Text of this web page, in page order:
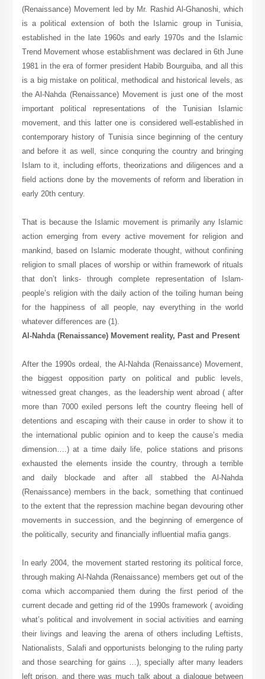
(Renaissance) Movement led by Mr. Rashid Al-Ghanoshi, which
is a political extension of both the Islamic group in Tunisia,
established in the late 1960s and early 1970s and the Islamic
Trend Movement whose establishment was declared in 6th June
1981 in the era of former president Habib Bourguiba, and all this
is a big mistake on political, methodical and historical levels, as
the Al-Nahda (Renaissance) Movement is just one of the most
important political representations of the Tunisian Islamic
movement, and this latter one is considered well-established in
contemporary history of Tunisia since beginning of the century
and before it as well, since conquring the country and bringing
Islam to it, including efforts, theorizations and diligences and a
field actions done by the movements of reform and liberation in
early 20th century.
That is because the Islamic movement is primarily any Islamic
action emerging from every active movement for religion and
mankind, based on Islamic moderate thought, without confining
religion to small places of worship or within framework of rituals
that don’t links- through complete representation of Islam-
people’s religion with the daily action of the toiling human being
for the happiness of all people, nay everything in the world
whatever differences are (1).
Al-Nahda (Renaissance) Movement reality, Past and Present
After the 1990s ordeal, the Al-Nahda (Renaissance) Movement,
the biggest opposition party on political and public levels,
witnessed great changes, as the leadership went abroad ( after
more than 7000 exiled persons left the country fleeing hell of
detentions and escaping with their cause in order to show it to
the international public opinion and to keep the cause’s media
dimension….) at a time daily life, police stations and prisons
exhausted the elements inside the country, through a terrible
and daily blockade and after all stabbed the Al-Nahda
(Renaissance) members in the back, something that continued
to the extent that the repression machine began devouring other
movements in succession, and the beginning of emergence of
the politically, security and financially influential mafia gangs.
In early 2004, the movement started restoring its political force,
through making Al-Nahda (Renaissance) members get out of the
coma which accompanied them during the first period of the
current decade and getting rid of the 1990s framework ( avoiding
what’s political and involvement in social activities and earning
their livings and leaving the arena of others including Leftists,
Nationalists, Salafi and opportunists belonging to the ruling party
and those searching for gains …), specially after many leaders
left prison, and there was much talk about a dialogue between